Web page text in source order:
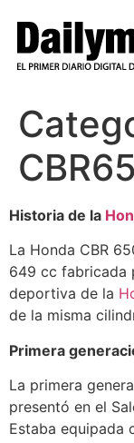
contenido
Historia de la
La Honda CBR
649 cc fabricada
deportiva de la
de la misma
Primera
La primera
presentó en el
Estaba equipada